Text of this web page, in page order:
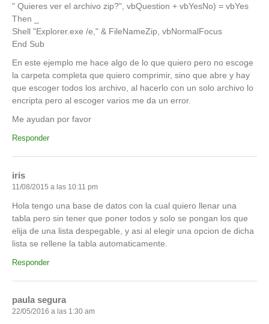
" Quieres ver el archivo zip?", vbQuestion + vbYesNo) = vbYes
Then _
Shell "Explorer.exe /e," & FileNameZip, vbNormalFocus
End Sub
En este ejemplo me hace algo de lo que quiero pero no escoge
la carpeta completa que quiero comprimir, sino que abre y hay
que escoger todos los archivo, al hacerlo con un solo archivo lo
encripta pero al escoger varios me da un error.
Me ayudan por favor
Responder
iris
11/08/2015 a las 10:11 pm
Hola tengo una base de datos con la cual quiero llenar una
tabla pero sin tener que poner todos y solo se pongan los que
elija de una lista despegable, y asi al elegir una opcion de dicha
lista se rellene la tabla automaticamente.
Responder
paula segura
22/05/2016 a las 1:30 am